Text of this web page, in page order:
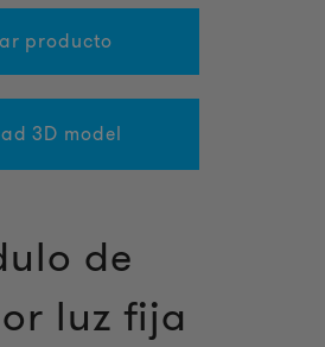
producto
3D model
de
luz fija